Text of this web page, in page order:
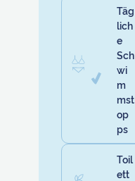
Täg
lich
e
Sch
wi
m
mst
op
ps
Toil
ett